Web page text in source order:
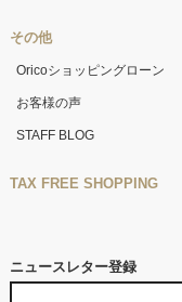
その他
Oricoショッピングローン
お客様の声
STAFF BLOG
TAX FREE SHOPPING
ニュースレター登録